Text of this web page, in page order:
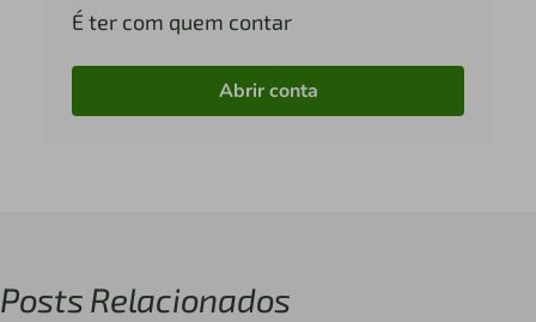
É ter com quem contar
Abrir conta
Posts Relacionados